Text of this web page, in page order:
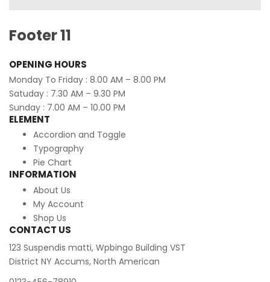
Footer 11
OPENING HOURS
Monday To Friday : 8.00 AM – 8.00 PM
Satuday : 7.30 AM – 9.30 PM
Sunday : 7.00 AM – 10.00 PM
ELEMENT
Accordion and Toggle
Typography
Pie Chart
INFORMATION
About Us
My Account
Shop Us
CONTACT US
123 Suspendis matti, Wpbingo Building VST
District NY Accums, North American